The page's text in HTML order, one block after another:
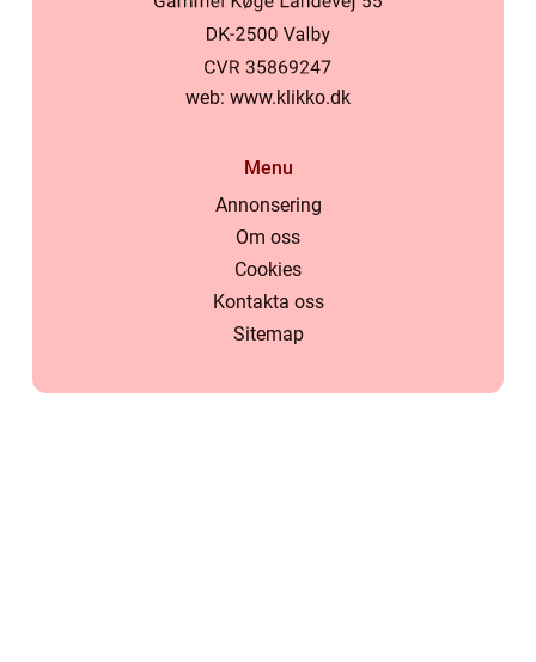
web: www.klikko.dk
Menu
Annonsering
Om oss
Cookies
Kontakta oss
Sitemap